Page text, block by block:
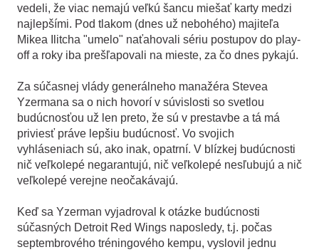
vedeli, že viac nemajú veľkú šancu miešať karty medzi
najlepšími. Pod tlakom (dnes už nebohého) majiteľa
Mikea Ilitcha "umelo" naťahovali sériu postupov do play-
off a roky iba prešľapovali na mieste, za čo dnes pykajú.
Za súčasnej vlády generálneho manažéra Stevea
Yzermana sa o nich hovorí v súvislosti so svetlou
budúcnosťou už len preto, že sú v prestavbe a tá má
priviesť práve lepšiu budúcnosť. Vo svojich
vyhláseniach sú, ako inak, opatrní. V blízkej budúcnosti
nič veľkolepé negarantujú, nič veľkolepé nesľubujú a nič
veľkolepé verejne neočakávajú.
Keď sa Yzerman vyjadroval k otázke budúcnosti
súčasných Detroit Red Wings naposledy, t.j. počas
septembrového tréningového kempu, vyslovil jednu